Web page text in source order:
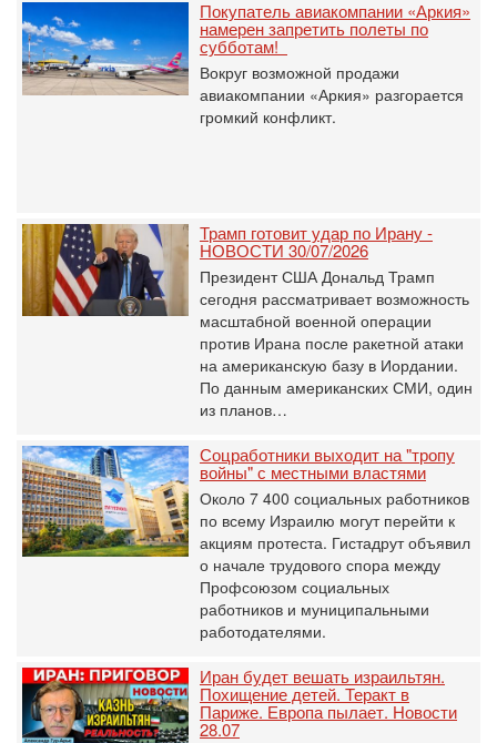
Покупатель авиакомпании «Аркия»
намерен запретить полеты по
субботам!
Вокруг возможной продажи
авиакомпании «Аркия» разгорается
громкий конфликт.
Трамп готовит удар по Ирану -
НОВОСТИ 30/07/2026
Президент США Дональд Трамп
сегодня рассматривает возможность
масштабной военной операции
против Ирана после ракетной атаки
на американскую базу в Иордании.
По данным американских СМИ, один
из планов…
Соцработники выходит на "тропу
войны" с местными властями
Около 7 400 социальных работников
по всему Израилю могут перейти к
акциям протеста. Гистадрут объявил
о начале трудового спора между
Профсоюзом социальных
работников и муниципальными
работодателями.
Иран будет вешать израильтян.
Похищение детей. Теракт в
Париже. Европа пылает. Новости
28.07